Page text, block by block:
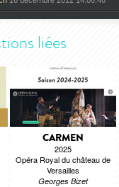
liées
CARMEN
2025
Opéra Royal du château de
Versailles
Georges Bizet